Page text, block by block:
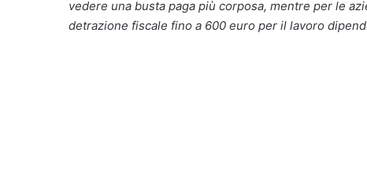
vedere una busta paga più corposa, mentre per le
detrazione fiscale fino a 600 euro per il lavoro